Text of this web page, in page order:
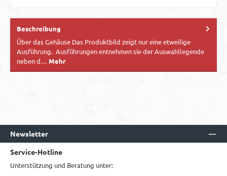
Beschreibung
Über das Gehäuse Das Produktbild zeigt nur eine etweilige
Ausführung. Ausführungen entnehmen sie der Auswahllegende
neben d… Mehr
Newsletter
Service-Hotline
Unterstützung und Beratung unter: